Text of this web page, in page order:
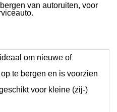
van autoruiten, voor
om nieuwe of
te bergen en is voorzien
voor kleine (zij-)